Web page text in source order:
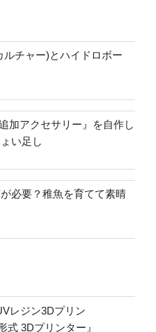
チャー)とハイドロボー
加アクセサリー』を自作し
い足し
必要？稚魚を育てて素晴
レジン3Dプリン
式 3Dプリンター』